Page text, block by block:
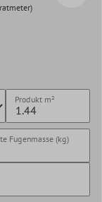
Produkt m²
Fugenmasse (kg)